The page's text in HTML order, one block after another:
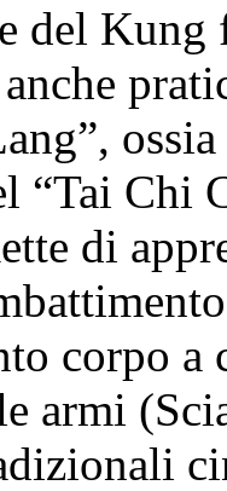
del
“Tai Chi
di
corpo a
armi